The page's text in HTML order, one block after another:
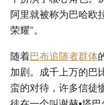
阿里就被称为巴哈欧
荣耀”。
随着巴布追随者群体
加剧。成千上万的巴
蛮的对待，许多信徒